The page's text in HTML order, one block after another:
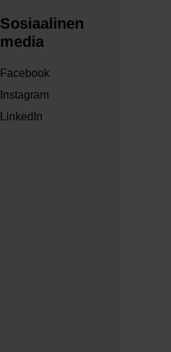
Sosiaalinen
media
Facebook
Instagram
LinkedIn